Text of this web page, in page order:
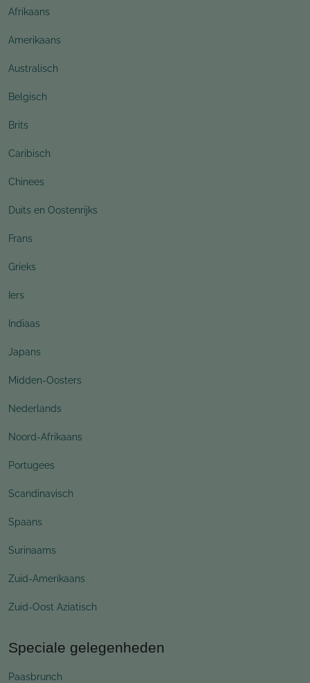
Afrikaans
Amerikaans
Australisch
Belgisch
Brits
Caribisch
Chinees
Duits en Oostenrijks
Frans
Grieks
Iers
Indiaas
Japans
Midden-Oosters
Nederlands
Noord-Afrikaans
Portugees
Scandinavisch
Spaans
Surinaams
Zuid-Amerikaans
Zuid-Oost Aziatisch
Speciale gelegenheden
Paasbrunch